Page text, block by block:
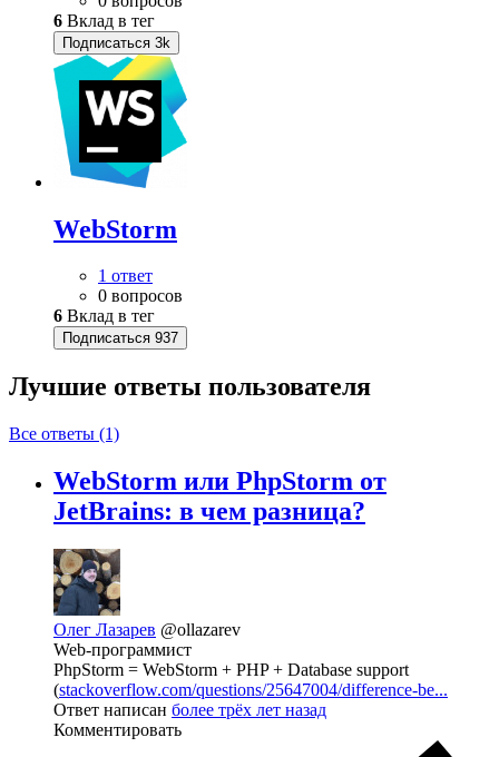
6 Вклад в тег
Подписаться 3k
WebStorm
1 ответ
0 вопросов
6 Вклад в тег
Подписаться 937
Лучшие ответы пользователя
Все ответы (1)
WebStorm или PhpStorm от
JetBrains: в чем разница?
Олег Лазарев @ollazarev
Web-программист
PhpStorm = WebStorm + PHP + Database support
(stackoverflow.com/questions/25647004/difference-be...
Ответ написан более трёх лет назад
Комментировать